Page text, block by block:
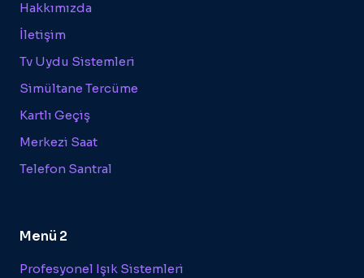
Hakkımızda
İletişim
Tv Uydu Sistemleri
Simültane Tercüme
Kartlı Geçiş
Merkezi Saat
Telefon Santral
Menü 2
Profesyonel Işık Sistemleri